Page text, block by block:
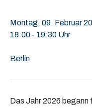
Montag, 09. Februar
18:00 - 19:30 Uhr
Berlin
Das Jahr 2026 begann